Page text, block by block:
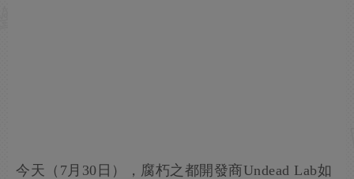
今天（7月30日），腐朽之都開發商Undead Lab如